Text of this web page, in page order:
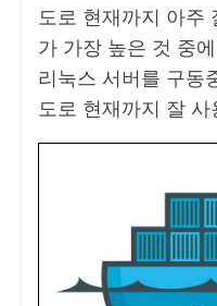
도로 현재까지 아주
가 가장 높은 것 중
리눅스 서버를 구동
도로 현재까지 잘